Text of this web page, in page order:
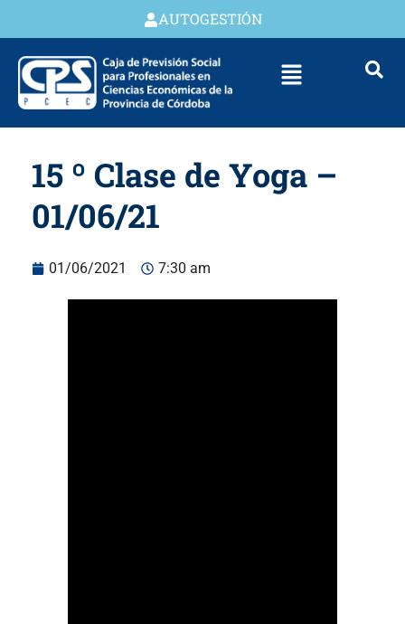
AUTOGESTIÓN
15 º Clase de Yoga –
01/06/21
01/06/2021 7:30 am